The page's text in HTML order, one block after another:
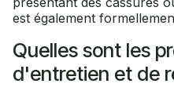
est également
Quelles sont les
d'entretien et de